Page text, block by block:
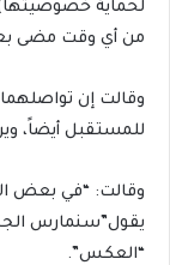
لحماية
من أي وقت مضى
وقالت إن
للمستقبل أيضاً،
وقالت: “في بعض
يقول”سنمارس
“العكس”.